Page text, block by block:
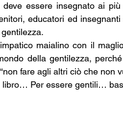
deve essere insegnato ai
educatori ed
maialino con il
della gentilezza, perché
fare agli altri ciò che non
libro… Per essere gentili…